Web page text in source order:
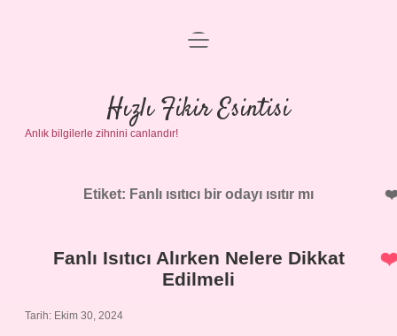
Anasayfa
Gizlilik Politikası
Yasal Uyarı
menüyü
Hızlı Fikir Esintisi
Anlık bilgilerle zihnini canlandır!
Etiket: Fanlı ısıtıcı bir odayı ısıtır mı
Fanlı Isıtıcı Alırken Nelere Dikkat
Edilmeli
Tarih: Ekim 30, 2024